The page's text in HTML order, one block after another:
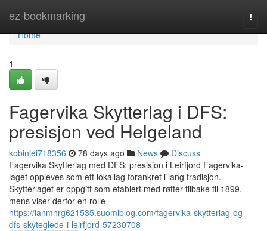
ez-bookmarking
Home
Home
1
Fagervika Skytterlag i DFS:
presisjon ved Helgeland
kobinjei718356 78 days ago News
Discuss
Fagervika Skytterlag med DFS: presisjon i Leirfjord Fagervika-
laget oppleves som ett lokallag forankret i lang tradisjon.
Skytterlaget er oppgitt som etablert med røtter tilbake til 1899,
mens viser derfor en rolle
https://ianmnrg621535.suomiblog.com/fagervika-skytterlag-og-
dfs-skyteglede-i-leirfjord-57230708